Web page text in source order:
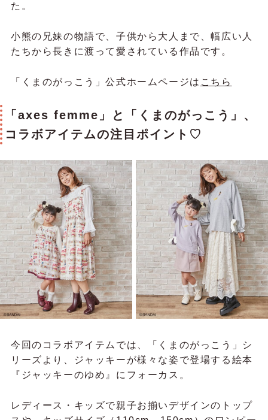
た。
小熊の兄妹の物語で、子供から大人まで、幅広い人
たちから長きに渡って愛されている作品です。
「くまのがっこう」公式ホームページは こちら
「axes femme」と「くまのがっこう」、
コラボアイテムの注目ポイント♡
今回のコラボアイテムでは、「くまのがっこう」シ
リーズより、ジャッキーが様々な姿で登場する絵本
『ジャッキーのゆめ』にフォーカス。
レディース・キッズで親子お揃いデザインのトップ